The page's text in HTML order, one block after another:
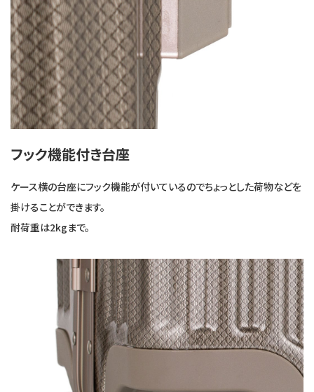
フック機能付き台座
ケース横の台座にフック機能が付いているのでちょっとした荷物などを
掛けることができます。
耐荷重は2kgまで。